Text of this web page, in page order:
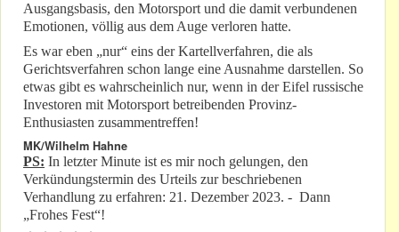
Ausgangsbasis, den Motorsport und die damit verbundenen
Emotionen, völlig aus dem Auge verloren hatte.
Es war eben „nur“ eins der Kartellverfahren, die als
Gerichtsverfahren schon lange eine Ausnahme darstellen. So
etwas gibt es wahrscheinlich nur, wenn in der Eifel russische
Investoren mit Motorsport betreibenden Provinz-
Enthusiasten zusammentreffen!
MK/Wilhelm Hahne
PS: In letzter Minute ist es mir noch gelungen, den
Verkündungstermin des Urteils zur beschriebenen
Verhandlung zu erfahren: 21. Dezember 2023. - Dann
„Frohes Fest“!